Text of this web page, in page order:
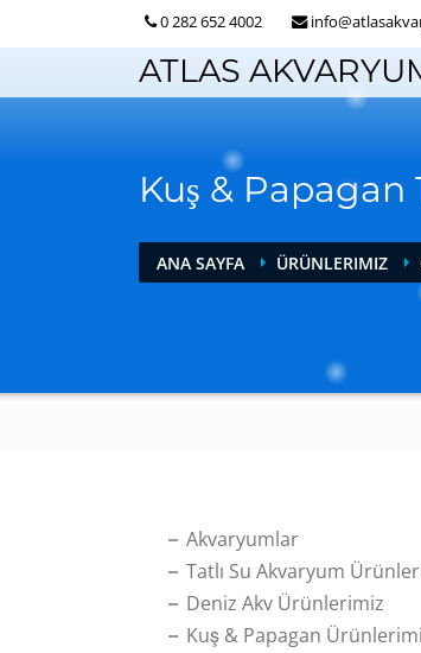
0 282 652 4002
ATLAS
Kuş &
ANA SAYFA ÜRÜNLERIMIZ
Akvaryumlar
Tatlı Su Akvaryum
Deniz Akv Ürünlerimiz
Kuş & Papagan